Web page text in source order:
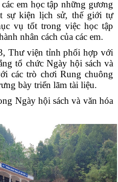
em học tập những gương
sự kiện lịch sử, thế giới tự
vụ tốt trong việc học tập
nhân cách của các em.
Thư viện tỉnh phối hợp với
tổ chức Ngày hội sách và
các trò chơi Rung chuông
bày triển lãm tài liệu.
Ngày hội sách và văn hóa